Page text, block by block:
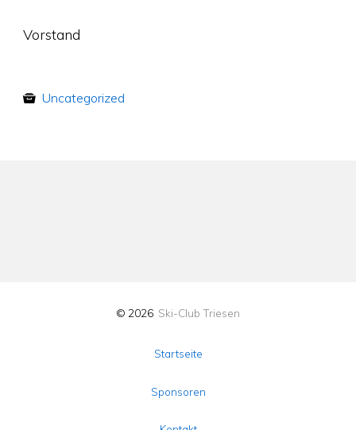
Vorstand
Uncategorized
© 2026 Ski-Club Triesen
Startseite
Sponsoren